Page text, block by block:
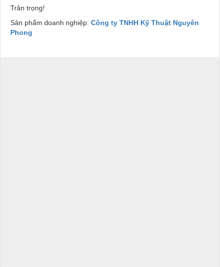
Trân trọng!
Sản phẩm doanh nghiệp: Công ty TNHH Kỹ Thuật Nguyên
Phong